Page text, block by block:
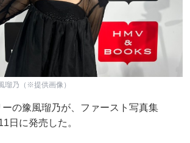
瑠乃（※提供画像）
の豫風瑠乃が、ファースト写真集
日に発売した。